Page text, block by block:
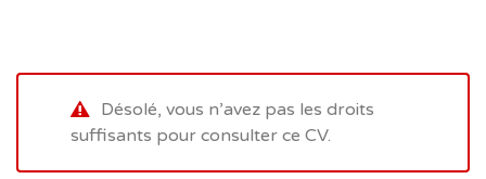
Désolé, vous n’avez pas les droits
suffisants pour consulter ce CV.